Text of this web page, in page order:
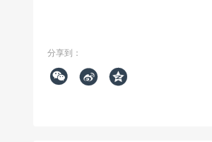
分享到：
  